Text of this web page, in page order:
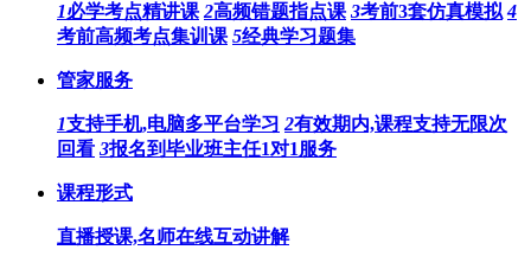
1必学考点精讲课 2高频错题指点课 3考前3套仿真模拟 4
考前高频考点集训课 5经典学习题集
管家服务
1支持手机,电脑多平台学习 2有效期内,课程支持无限次
回看 3报名到毕业班主任1对1服务
课程形式
直播授课,名师在线互动讲解